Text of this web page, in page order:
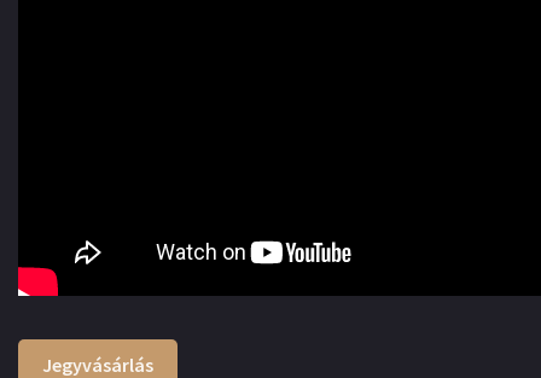
Jegyvásárlás